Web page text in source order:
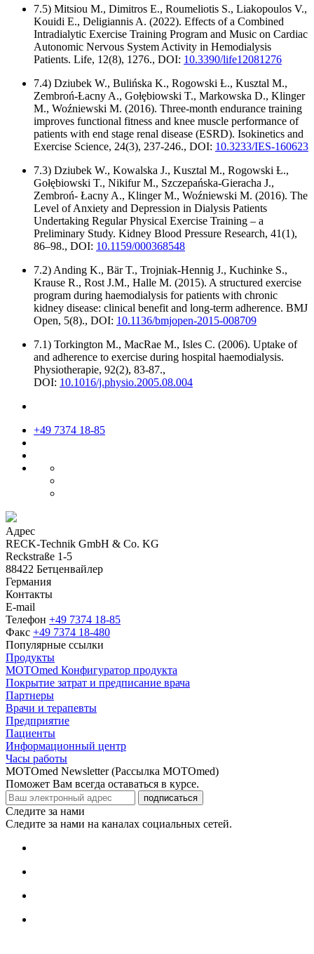
7.5) Mitsiou M., Dimitros E., Roumeliotis S., Liakopoulos V.,
Kouidi E., Deligiannis A. (2022). Effects of a Combined
Intradialytic Exercise Training Program and Music on Cardiac
Autonomic Nervous System Activity in Hemodialysis
Patients. Life, 12(8), 1276., DOI: 10.3390/life12081276
7.4) Dziubek W., Bulińska K., Rogowski Ƚ., Kusztal M.,
Zembroń-Ƚacny A., Goƚȩbiowski T., Markowska D., Klinger
M., Woźniewski M. (2016). Three-month endurance training
improves functional fitness and knee muscle performance of
patients with end stage renal disease (ESRD). Isokinetics and
Exercise Science, 24(3), 237-246., DOI: 10.3233/IES-160623
7.3) Dziubek W., Kowalska J., Kusztal M., Rogowski Ƚ.,
Gołębiowski T., Nikifur M., Szczepańska-Gieracha J.,
Zembroń- Łacny A., Klinger M., Woźniewski M. (2016). The
Level of Anxiety and Depression in Dialysis Patients
Undertaking Regular Physical Exercise Training – a
Preliminary Study. Kidney Blood Pressure Research, 41(1),
86–98., DOI: 10.1159/000368548
7.2) Anding K., Bär T., Trojniak-Hennig J., Kuchinke S.,
Krause R., Rost J.M., Halle M. (2015). A structured exercise
program during haemodialysis for patients with chronic
kidney disease: clinical benefit and long-term adherence. BMJ
Open, 5(8)., DOI: 10.1136/bmjopen-2015-008709
7.1) Torkington M., MacRae M., Isles C. (2006). Uptake of
and adherence to exercise during hospital haemodialysis.
Physiotherapie, 92(2), 83-87.,
DOI: 10.1016/j.physio.2005.08.004
+49 7374 18-85
Адрес
RECK-Technik GmbH & Co. KG
Reckstraße 1-5
88422 Бетценвайлер
Германия
Контакты
E-mail
Телефон +49 7374 18-85
Факс +49 7374 18-480
Популярные ссылки
Продукты
MOTOmed Конфигуратор продукта
Покрытие затрат и предписание врача
Партнеры
Врачи и терапевты
Предприятие
Пациенты
Информационный центр
Часы работы
MOTOmed Newsletter (Рассылка MOTOmed)
Поможет Вам всегда оставаться в курсе.
подписаться
Следите за нами
Следите за нами на каналах социальных сетей.